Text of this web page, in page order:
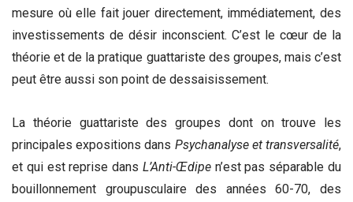
mesure où elle fait jouer directement, immédiatement, des
investissements de désir inconscient. C’est le cœur de la
théorie et de la pratique guattariste des groupes, mais c’est
peut être aussi son point de dessaisissement.
La théorie guattariste des groupes dont on trouve les
principales expositions dans Psychanalyse et transversalité,
et qui est reprise dans L’Anti-Œdipen’est pas séparable du
bouillonnement groupusculaire des années 60-70, des